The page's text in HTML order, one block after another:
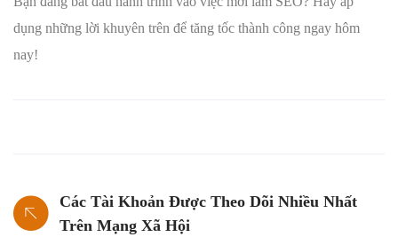
dụng những lời khuyên trên để tăng tốc thành công ngay hôm
nay!
Các Tài Khoản Được Theo Dõi Nhiều Nhất
Trên Mạng Xã Hội